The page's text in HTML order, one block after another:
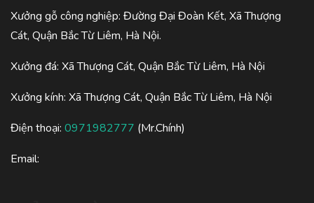
Xưởng gỗ công nghiệp: Đường Đại Đoàn Kết, Xã Thượng
Cát, Quận Bắc Từ Liêm, Hà Nội.
Xưởng đá: Xã Thượng Cát, Quận Bắc Từ Liêm, Hà Nội
Xưởng kính: Xã Thượng Cát, Quận Bắc Từ Liêm, Hà Nội
Điện thoại: 0971982777 (Mr.Chính)
Email: